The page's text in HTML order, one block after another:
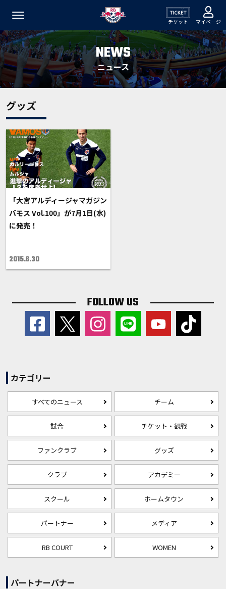
チケット マイページ
NEWS
ニュース
グッズ
「大宮アルディージャマガジン
バモス Vol.100」が7月1日(水)
に発売！
2015.6.30
FOLLOW US
カテゴリー
すべてのニュース チーム
試合 チケット・観戦
ファンクラブ グッズ
クラブ アカデミー
スクール ホームタウン
パートナー メディア
RB COURT WOMEN
パートナーバナー